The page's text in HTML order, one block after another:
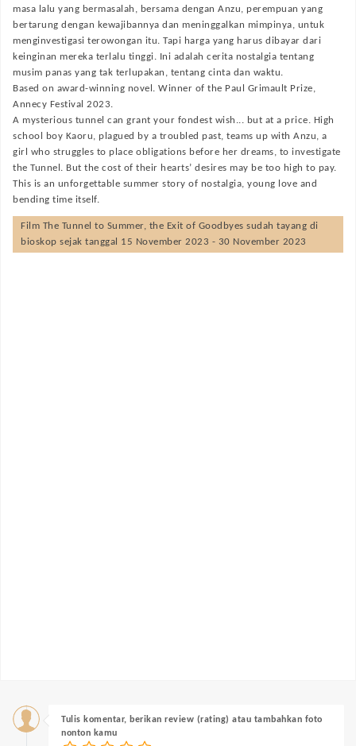
masa lalu yang bermasalah, bersama dengan Anzu, perempuan yang
bertarung dengan kewajibannya dan meninggalkan mimpinya, untuk
menginvestigasi terowongan itu. Tapi harga yang harus dibayar dari
keinginan mereka terlalu tinggi. Ini adalah cerita nostalgia tentang
musim panas yang tak terlupakan, tentang cinta dan waktu.
Based on award-winning novel. Winner of the Paul Grimault Prize,
Annecy Festival 2023.
A mysterious tunnel can grant your fondest wish... but at a price. High
school boy Kaoru, plagued by a troubled past, teams up with Anzu, a
girl who struggles to place obligations before her dreams, to investigate
the Tunnel. But the cost of their hearts’ desires may be too high to pay.
This is an unforgettable summer story of nostalgia, young love and
bending time itself.
Film The Tunnel to Summer, the Exit of Goodbyes sudah tayang di
bioskop sejak tanggal 15 November 2023 - 30 November 2023
Tulis komentar, berikan review (rating) atau tambahkan foto
nonton kamu